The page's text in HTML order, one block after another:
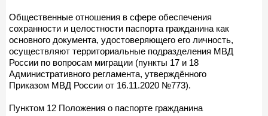
Общественные отношения в сфере обеспечения
сохранности и целостности паспорта гражданина как
основного документа, удостоверяющего его личность,
осуществляют территориальные подразделения МВД
России по вопросам миграции (пункты 17 и 18
Административного регламента, утверждённого
Приказом МВД России от 16.11.2020 №773).
Пунктом 12 Положения о паспорте гражданина